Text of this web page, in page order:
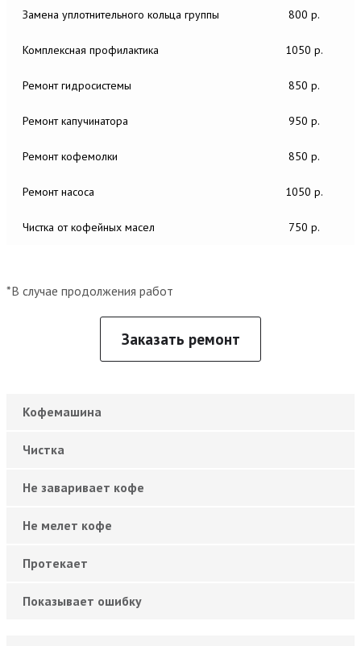
Замена уплотнительного кольца группы 800 р.
Комплексная профилактика 1050 р.
Ремонт гидросистемы 850 р.
Ремонт капучинатора 950 р.
Ремонт кофемолки 850 р.
Ремонт насоса 1050 р.
Чистка от кофейных масел 750 р.
*В случае продолжения работ
Заказать ремонт
Кофемашина
Чистка
Не заваривает кофе
Не мелет кофе
Протекает
Показывает ошибку